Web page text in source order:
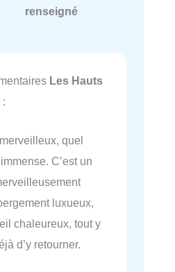
renseigné
Les Hauts
:
quel
C’est un
luxueux,
chaleureux, tout y
d’y retourner.